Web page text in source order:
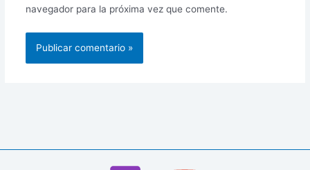
navegador para la próxima vez que comente.